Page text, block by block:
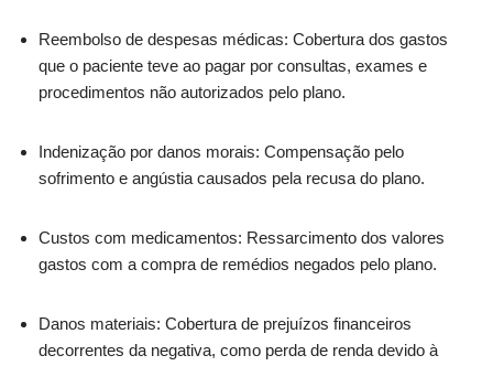
Reembolso de despesas médicas: Cobertura dos gastos
que o paciente teve ao pagar por consultas, exames e
procedimentos não autorizados pelo plano.
Indenização por danos morais: Compensação pelo
sofrimento e angústia causados pela recusa do plano.
Custos com medicamentos: Ressarcimento dos valores
gastos com a compra de remédios negados pelo plano.
Danos materiais: Cobertura de prejuízos financeiros
decorrentes da negativa, como perda de renda devido à